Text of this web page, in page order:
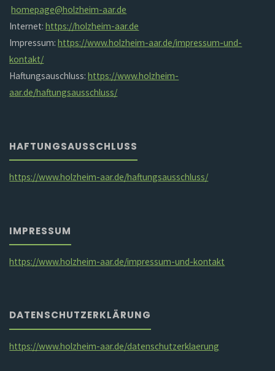
homepage@holzheim-aar.de
Internet:https://holzheim-aar.de
Impressum:https://www.holzheim-aar.de/impressum-und-
kontakt/
Haftungsauschluss:https://www.holzheim-
aar.de/haftungsausschluss/
HAFTUNGSAUSSCHLUSS
https://www.holzheim-aar.de/haftungsausschluss/
IMPRESSUM
https://www.holzheim-aar.de/impressum-und-kontakt
DATENSCHUTZERKLÄRUNG
https://www.holzheim-aar.de/datenschutzerklaerung